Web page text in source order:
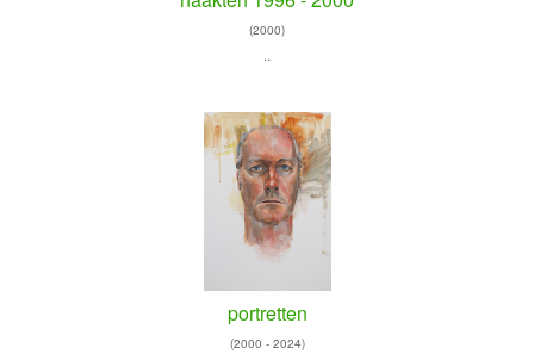
(2000)
..
portretten
(2000 - 2024)